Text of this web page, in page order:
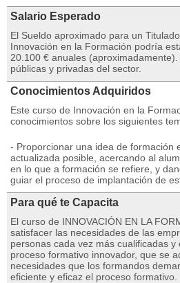
Salario Esperado
El Sueldo aproximado para un
Innovación en la Formación podría
20.100 € anuales
públicas y privadas del sector.
Conocimientos Adquiridos
Este curso de Innovación en la
conocimientos sobre los siguientes
- Proporcionar una idea de formación
actualizada posible, acercando al
en lo que a formación se refiere, y
guiar el proceso de implantación de
Para qué te Capacita
El curso de INNOVACIÓN EN LA
satisfacer las necesidades de las
personas cada vez más cualificadas
proceso formativo innovador, que se
necesidades que los formandos
eficiente y eficaz el proceso formativo.